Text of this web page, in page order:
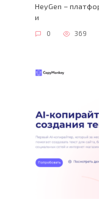
HeyGen –
и
0 369